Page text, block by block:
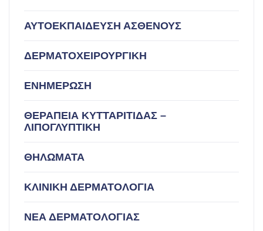
ΑΥΤΟΕΚΠΑΙΔΕΥΣΗ ΑΣΘΕΝΟΥΣ
ΔΕΡΜΑΤΟΧΕΙΡΟΥΡΓΙΚΗ
ΕΝΗΜΕΡΩΣΗ
ΘΕΡΑΠΕΙΑ ΚΥΤΤΑΡΙΤΙΔΑΣ –
ΛΙΠΟΓΛΥΠΤΙΚΗ
ΘΗΛΩΜΑΤΑ
ΚΛΙΝΙΚΗ ΔΕΡΜΑΤΟΛΟΓΙΑ
ΝΕΑ ΔΕΡΜΑΤΟΛΟΓΙΑΣ